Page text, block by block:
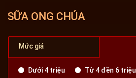
SỮA ONG CHÚA
Mức giá
Dưới 4 triệu Từ 4 đền 6 triệu